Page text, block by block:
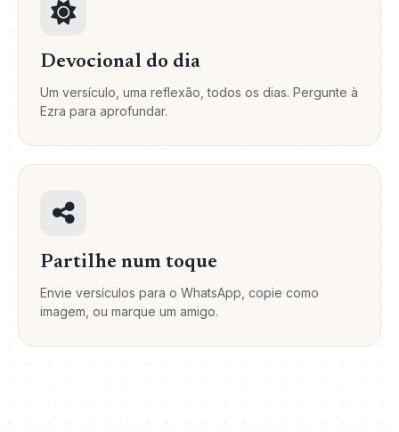
Devocional do dia
Um versículo, uma reflexão, todos os dias. Pergunte à
Ezra para aprofundar.
Partilhe num toque
Envie versículos para o WhatsApp, copie como
imagem, ou marque um amigo.